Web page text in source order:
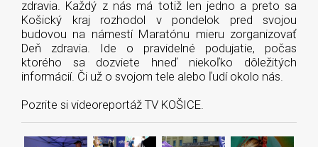
zdravia. Každý z nás má totiž len jedno a preto sa
Košický kraj rozhodol v pondelok pred svojou
budovou na námestí Maratónu mieru zorganizovať
Deň zdravia. Ide o pravidelné podujatie, počas
ktorého sa dozviete hneď niekoľko dôležitých
informácií. Či už o svojom tele alebo ľudí okolo nás.
Pozrite si videoreportáž TV KOŠICE.